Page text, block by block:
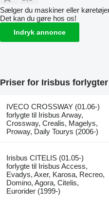
Sælger du maskiner eller
Det kan du gøre hos os!
Indryk annonce
Priser for Irisbus forlygter
IVECO CROSSWAY (01.06-)
forlygte til Irisbus Arway,
Crossway, Crealis, Magelys,
Proway, Daily Tourys (2006-)
Irisbus CITELIS (01.05-)
forlygte til Irisbus Access,
Evadys, Axer, Karosa, Recreo,
Domino, Agora, Citelis,
Eurorider (1999-)